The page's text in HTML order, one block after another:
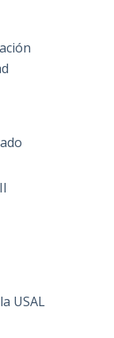
USAL